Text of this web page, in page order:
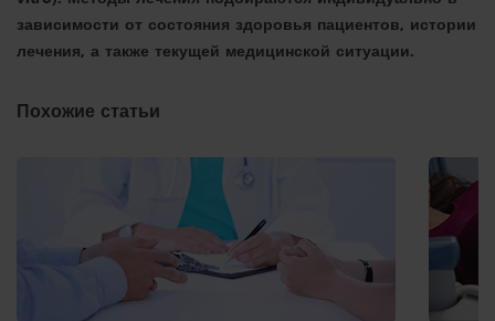
зависимости от состояния здоровья пациентов, истории
лечения, а также текущей медицинской ситуации.
Похожие статьи